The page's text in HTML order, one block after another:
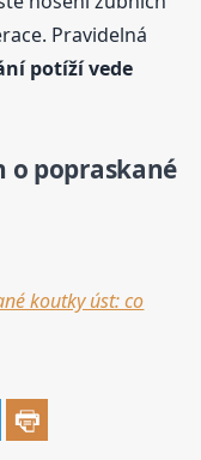
Pravidelná
potíží vede
o popraskané
koutky úst: co